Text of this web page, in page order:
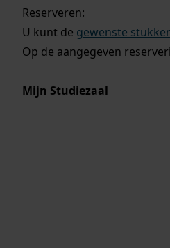
Reserveren:
U kunt de gewenste
Op de aangegeven
Mijn Studiezaal